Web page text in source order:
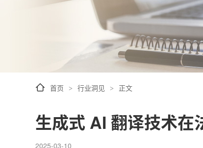
首页 > 行业洞见 > 正文
生成式 AI 翻译技术在
2025-03-10